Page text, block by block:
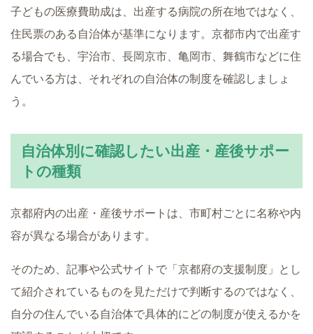
子どもの医療費助成は、出産する病院の所在地ではなく、
住民票のある自治体が基準になります。京都市内で出産す
る場合でも、宇治市、長岡京市、亀岡市、舞鶴市などに住
んでいる方は、それぞれの自治体の制度を確認しましょ
う。
自治体別に確認したい出産・産後サポー
トの種類
京都府内の出産・産後サポートは、市町村ごとに名称や内
容が異なる場合があります。
そのため、記事や公式サイトで「京都府の支援制度」とし
て紹介されているものを見ただけで判断するのではなく、
自分の住んでいる自治体で具体的にどの制度が使えるかを